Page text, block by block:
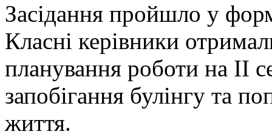
Засідання пройшло у
Класні керівники
планування роботи на ІІ
запобігання булінгу та
життя.